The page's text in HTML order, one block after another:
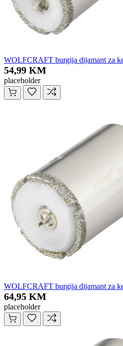
WOLFCRAFT burgija dijamant za
54,99 KM
placeholder
WOLFCRAFT burgija dijamant za
64,95 KM
placeholder